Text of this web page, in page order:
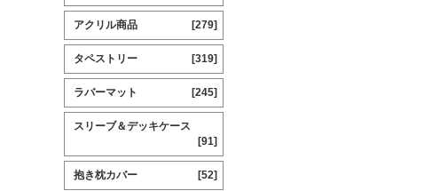
アクリル商品 [279]
タペストリー [319]
ラバーマット [245]
スリーブ＆デッキケース
[91]
抱き枕カバー [52]